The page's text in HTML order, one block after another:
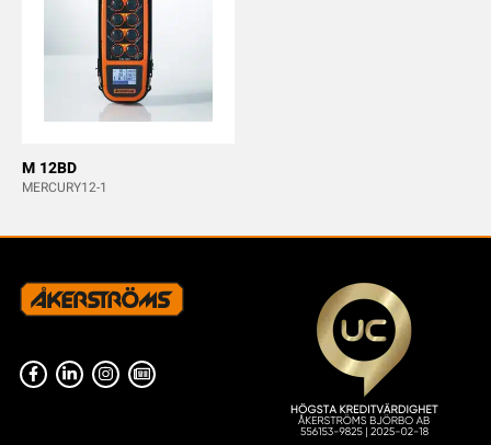
M 12BD
MERCURY12-1